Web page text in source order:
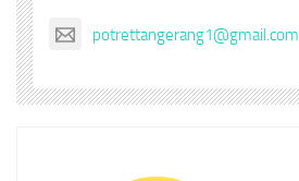
potrettangerang1@gmail.com